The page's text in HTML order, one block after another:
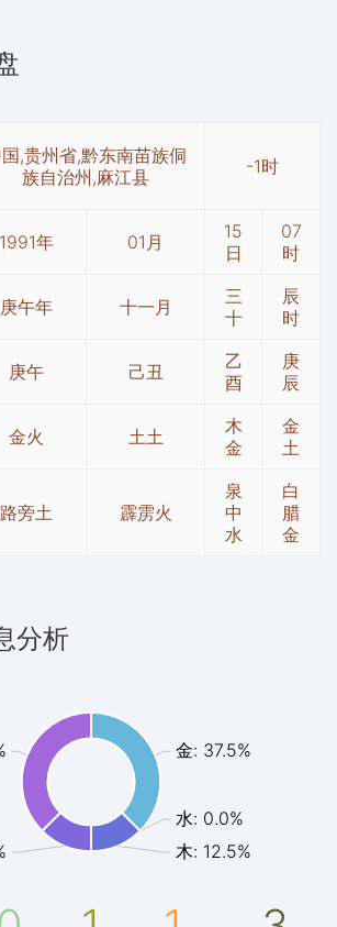
,贵州省,黔东南苗族侗
族自治州,麻江县
-1时
1991年 01月
15
日
07
时
庚午年 十一月
三
十
辰
时
庚午 己丑
乙
酉
庚
辰
金火 土土
木
金
金
土
路旁土 霹雳火
泉
中
水
白
腊
金
分析
金: 37.5%
水: 0.0%
木: 12.5%